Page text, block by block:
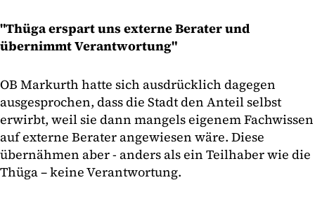
"Thüga erspart uns externe Berater und
übernimmt Verantwortung"
OB Markurth hatte sich ausdrücklich dagegen
ausgesprochen, dass die Stadt den Anteil selbst
erwirbt, weil sie dann mangels eigenem Fachwissen
auf externe Berater angewiesen wäre. Diese
übernähmen aber - anders als ein Teilhaber wie die
Thüga – keine Verantwortung.